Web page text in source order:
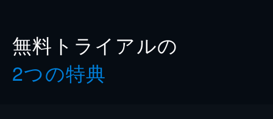
無料トライアルの
2つの特典